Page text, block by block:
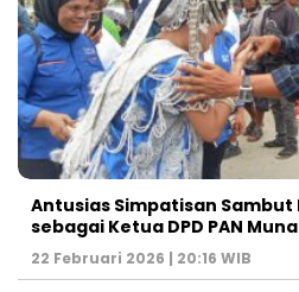
Antusias Simpatisan Sambut
sebagai Ketua DPD PAN Muna
22 Februari 2026 | 20:16 WIB